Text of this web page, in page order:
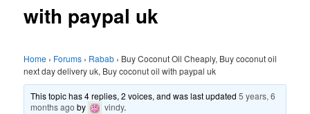
with paypal uk
Home › Forums › Rabab › Buy Coconut Oil Cheaply, Buy coconut oil
next day delivery uk, Buy coconut oil with paypal uk
This topic has 4 replies, 2 voices, and was last updated5 years, 6
months ago by vindy.